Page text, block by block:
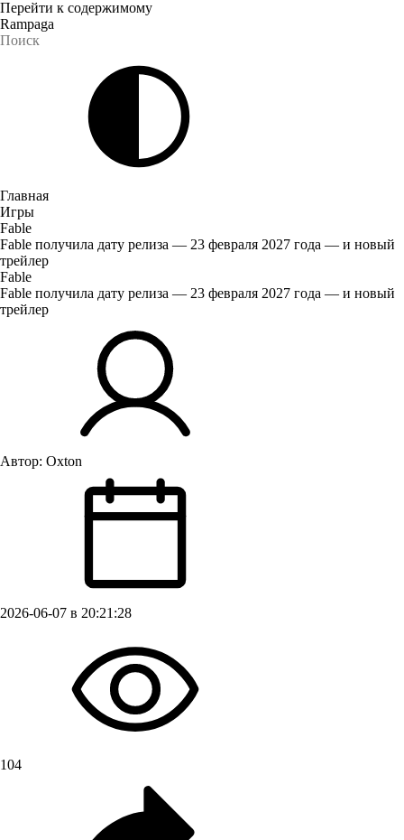
Перейти к содержимому
Rampaga
Главная
Игры
Fable
Fable получила дату релиза — 23 февраля 2027 года — и новый
трейлер
Fable
Fable получила дату релиза — 23 февраля 2027 года — и новый
трейлер
Автор: Oxton
2026-06-07 в 20:21:28
104